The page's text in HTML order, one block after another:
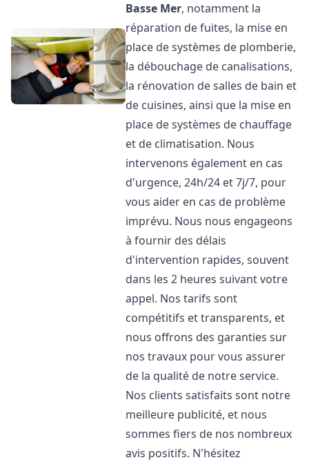
Basse Mer, notamment la
réparation de fuites, la mise en
place de systèmes de plomberie,
la débouchage de canalisations,
la rénovation de salles de bain et
de cuisines, ainsi que la mise en
place de systèmes de chauffage
et de climatisation. Nous
intervenons également en cas
d'urgence, 24h/24 et 7j/7, pour
vous aider en cas de problème
imprévu. Nous nous engageons
à fournir des délais
d'intervention rapides, souvent
dans les 2 heures suivant votre
appel. Nos tarifs sont
compétitifs et transparents, et
nous offrons des garanties sur
nos travaux pour vous assurer
de la qualité de notre service.
Nos clients satisfaits sont notre
meilleure publicité, et nous
sommes fiers de nos nombreux
avis positifs. N'hésitez